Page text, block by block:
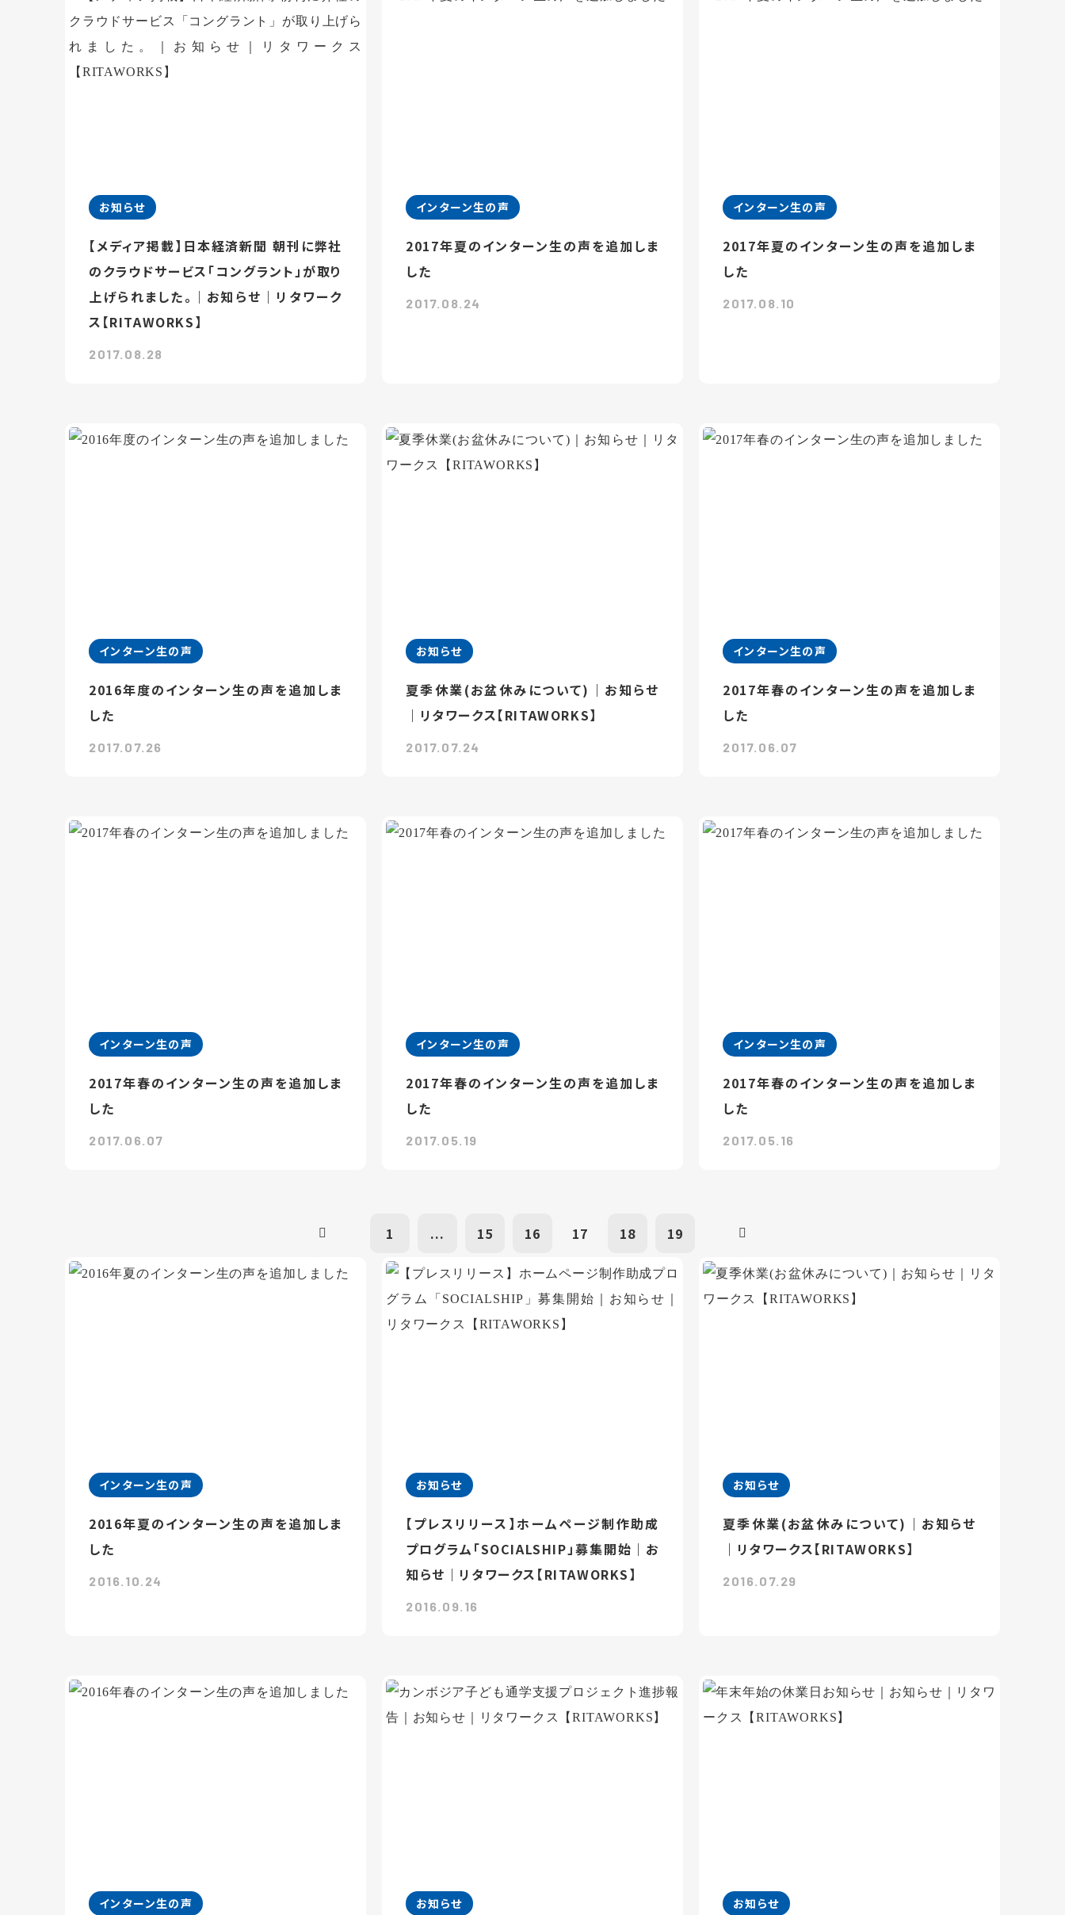
お知らせ
【メディア掲載】日本経済新聞 朝刊に弊社
のクラウドサービス「コングラント」が取り
上げられました。｜お知らせ｜リタワーク
ス【RITAWORKS】
2017.08.28
インターン生の声
2017年夏のインターン生の声を追加しま
した
2017.08.24
インターン生の声
2017年夏のインターン生の声を追加しま
した
2017.08.10
インターン生の声
2016年度のインターン生の声を追加しま
した
2017.07.26
お知らせ
夏季休業(お盆休みについて)｜お知らせ
｜リタワークス【RITAWORKS】
2017.07.24
インターン生の声
2017年春のインターン生の声を追加しま
した
2017.06.07
インターン生の声
2017年春のインターン生の声を追加しま
した
2017.06.07
インターン生の声
2017年春のインターン生の声を追加しま
した
2017.05.19
インターン生の声
2017年春のインターン生の声を追加しま
した
2017.05.16
1 ... 15 16 17 18 19
インターン生の声
2016年夏のインターン生の声を追加しま
した
2016.10.24
お知らせ
【プレスリリース】ホームページ制作助成
プログラム「SOCIALSHIP」募集開始｜お
知らせ｜リタワークス【RITAWORKS】
2016.09.16
お知らせ
夏季休業(お盆休みについて)｜お知らせ
｜リタワークス【RITAWORKS】
2016.07.29
インターン生の声 お知らせ お知らせ